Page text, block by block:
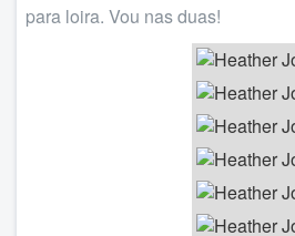
para loira. Vou nas duas!